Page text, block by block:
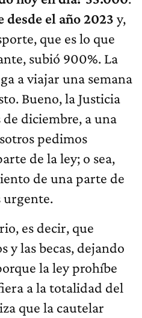
el año 2023 y,
que es lo que
subió 900%. La
a viajar una semana
Bueno, la Justicia
diciembre, a una
pedimos
de la ley; o sea,
de una parte de
urgente.
es decir, que
y las becas, dejando
la ley prohíbe
a la totalidad del
que la cautelar